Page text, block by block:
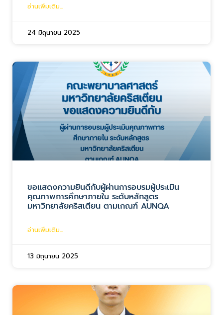
อ่านเพิ่มเติม...
24 มิถุนายน 2025
ขอแสดงความยินดีกับผู้ผ่านการอบรมผู้ประเมิน
คุณภาพการศึกษาภายใน ระดับหลักสูตร
มหาวิทยาลัยคริสเตียน ตามเกณฑ์ AUNQA
อ่านเพิ่มเติม...
13 มิถุนายน 2025